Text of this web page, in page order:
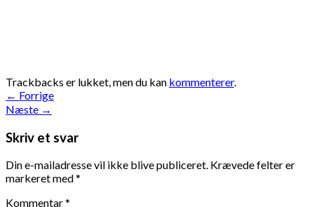
Trackbacks er lukket, men du kan kommenterer.
← Forrige
Næste →
Skriv et svar
Din e-mailadresse vil ikke blive publiceret. Krævede felter er
markeret med*
Kommentar*